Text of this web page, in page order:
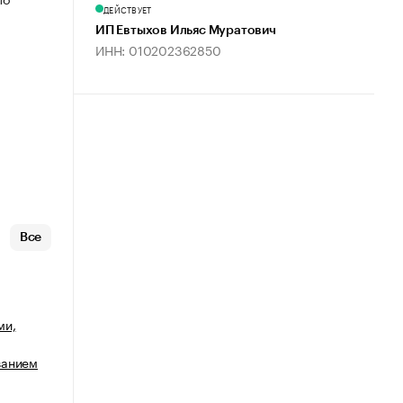
Все
ДЕЙСТВУЕТ
ИП Евтыхов Ильяс Муратович
ИНН: 010202362850